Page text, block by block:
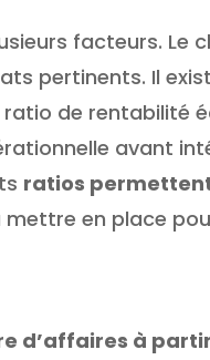
facteurs. Le
pertinents. Il
de rentabilité
avant
ratios
en place
d’affaires à partir